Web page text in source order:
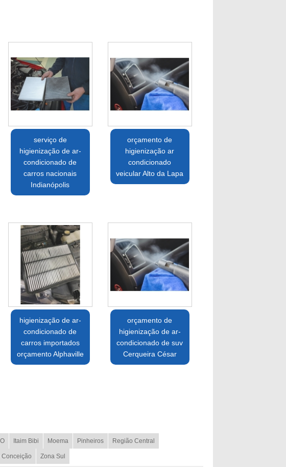
serviço de
higienização de ar-
condicionado de
carros nacionais
Indianópolis
orçamento de
higienização ar
condicionado
veicular Alto da Lapa
higienização de ar-
condicionado de
carros importados
orçamento Alphaville
orçamento de
higienização de ar-
condicionado de suv
Cerqueira César
Itaim Bibi Moema Pinheiros Região Central
Zona Sul